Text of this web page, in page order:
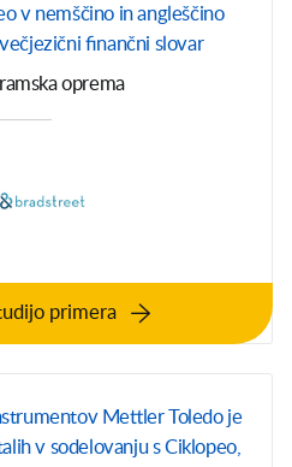
v nemščino in angleščino
finančni slovar
oprema
primera
Mettler Toledo je
v sodelovanju s Ciklopeo,